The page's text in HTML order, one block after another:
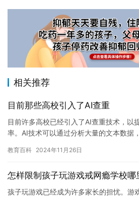
相关推荐
目前那些高校引入了AI查重
目前许多高校已经引入了AI查重技术，以
率。AI技术可以通过分析大量的文本数据
效…
教育百科 2024年11月26日
怎样限制孩子玩游戏戒网瘾学校哪
孩子玩游戏已经成为许多家长的担忧。游